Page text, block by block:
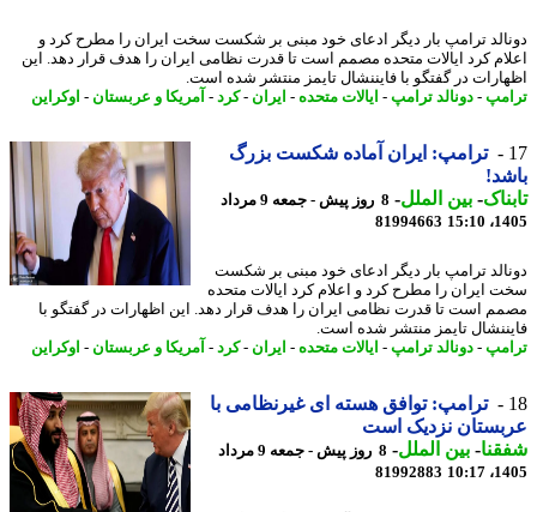
ترامپ بار دیگر ادعای خود مبنی بر شکست سخت ایران را مطرح کرد و
کرد ایالات متحده مصمم است تا قدرت نظامی ایران را هدف قرار دهد. این
در گفتگو با فایننشال تایمز منتشر شده است.
-دونالد ترامپ -ایالات متحده-ایران - کرد-آمریکا و عربستان-اوکراین
ترامپ: ایران آماده شکست بزرگ
-بین الملل-
8 روز پیش - جمعه 9 مرداد
81994663
ترامپ بار دیگر ادعای خود مبنی بر شکست
ایران را مطرح کرد و اعلام کرد ایالات متحده
است تا قدرت نظامی ایران را هدف قرار دهد. این اظهارات در گفتگو با
تایمز منتشر شده است.
-دونالد ترامپ -ایالات متحده-ایران - کرد-آمریکا و عربستان-اوکراین
ترامپ: توافق هسته ای غیرنظامی با
نزدیک است
-بین الملل-
8 روز پیش - جمعه 9 مرداد
81992883